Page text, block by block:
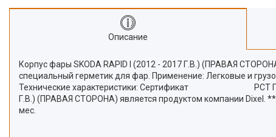
Описание
Корпус фары SKODA RAPID I (2012 - 2017 Г.В.) (ПРАВАЯ
специальный герметик для фар. Применение: Легковые и
Технические характеристики: Сертификат РСТ
Г.В.) (ПРАВАЯ СТОРОНА) является продуктом компании Dixel. **
мес.